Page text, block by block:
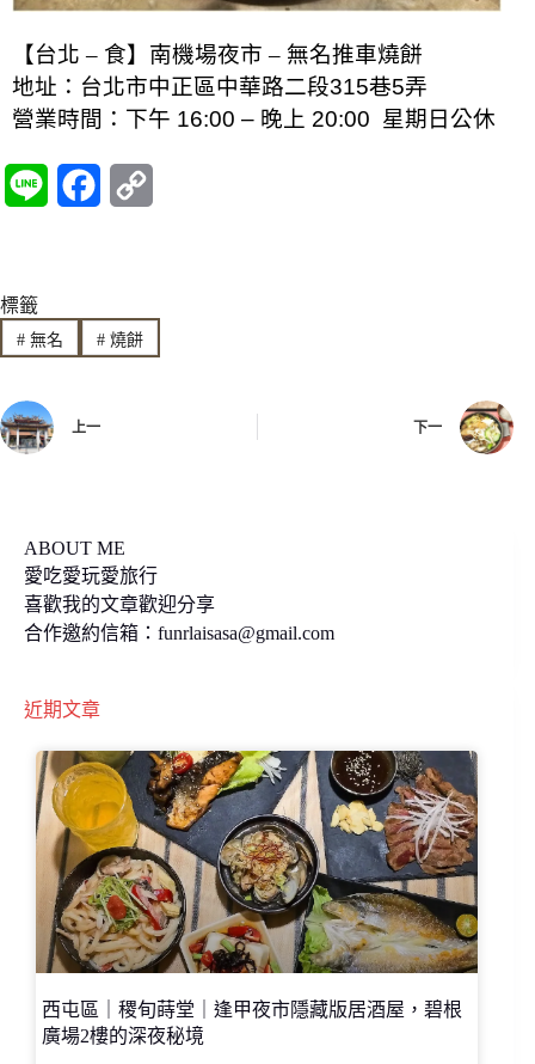
【台北 – 食】南機場夜市 – 無名推車燒餅
地址： 台北市中正區中華路二段315巷5弄
營業時間：下午 16:00 – 晚上 20:00 星期日公休
e e
b
y
L
標籤
#無名 #燒餅
上一 下一
ABOUT ME
愛吃愛玩愛旅行
喜歡我的文章歡迎分享
合作邀約信箱： funrlaisasa@gmail.com
近期文章
西屯區｜稷旬蒔堂｜逢甲夜市隱藏版居酒屋，碧根
廣場2樓的深夜秘境